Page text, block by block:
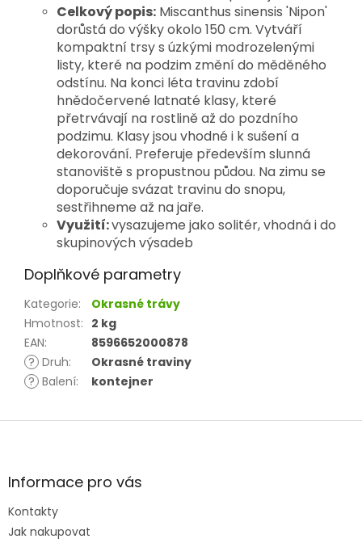
Celkový popis: Miscanthus sinensis 'Nipon'
dorůstá do výšky okolo 150 cm. Vytváří
kompaktní trsy s úzkými modrozelenými
listy, které na podzim změní do měděného
odstínu. Na konci léta travinu zdobí
hnědočervené latnaté klasy, které
přetrvávají na rostlině až do pozdního
podzimu. Klasy jsou vhodné i k sušení a
dekorování. Preferuje především slunná
stanoviště s propustnou půdou. Na zimu se
doporučuje svázat travinu do snopu,
sestřihneme až na jaře.
Využití:vysazujeme jako solitér, vhodná i do
skupinových výsadeb
Doplňkové parametry
Kategorie:
Okrasné trávy
Hmotnost: 2 kg
EAN:
8596652000878
? Druh:
Okrasné traviny
? Balení: kontejner
Z
aInformace pro vás
Kontakty
Jak nakupovat